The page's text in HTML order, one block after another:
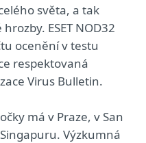
světa, a tak
ESET NOD32
ocenění v testu
respektovaná
Virus Bulletin.
má v Praze, v San
Výzkumná